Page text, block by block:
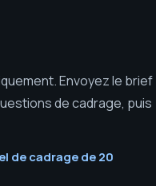
Envoyez le brief
de cadrage, puis
de cadrage de 20